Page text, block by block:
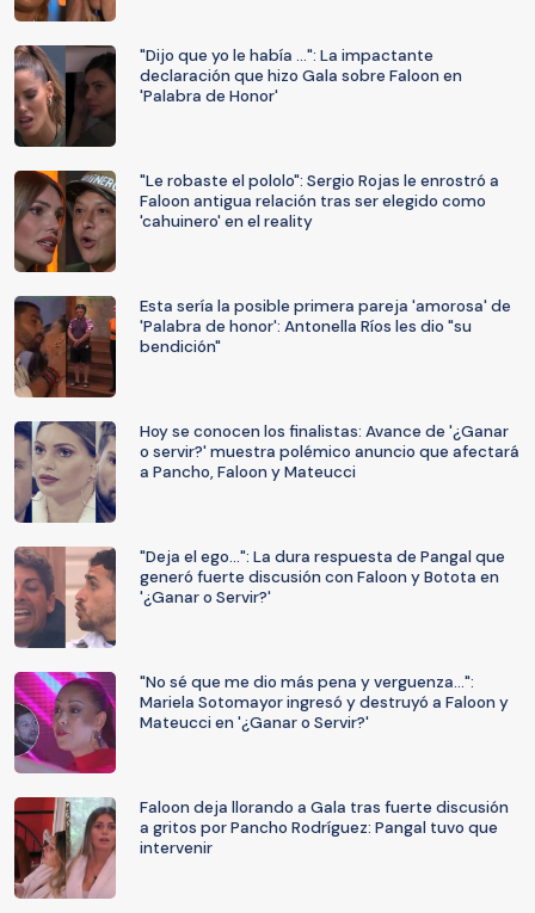
"Dijo que yo le había ...": La impactante
declaración que hizo Gala sobre Faloon en
'Palabra de Honor'
"Le robaste el pololo": Sergio Rojas le enrostró a
Faloon antigua relación tras ser elegido como
'cahuinero' en el reality
Esta sería la posible primera pareja 'amorosa' de
'Palabra de honor': Antonella Ríos les dio "su
bendición"
Hoy se conocen los finalistas: Avance de '¿Ganar
o servir?' muestra polémico anuncio que afectará
a Pancho, Faloon y Mateucci
"Deja el ego...": La dura respuesta de Pangal que
generó fuerte discusión con Faloon y Botota en
'¿Ganar o Servir?'
"No sé que me dio más pena y verguenza...":
Mariela Sotomayor ingresó y destruyó a Faloon y
Mateucci en '¿Ganar o Servir?'
Faloon deja llorando a Gala tras fuerte discusión
a gritos por Pancho Rodríguez: Pangal tuvo que
intervenir